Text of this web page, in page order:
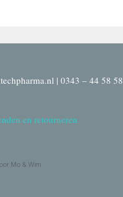
| 0343 – 44 58 58
en retourneren
Mo & Wim